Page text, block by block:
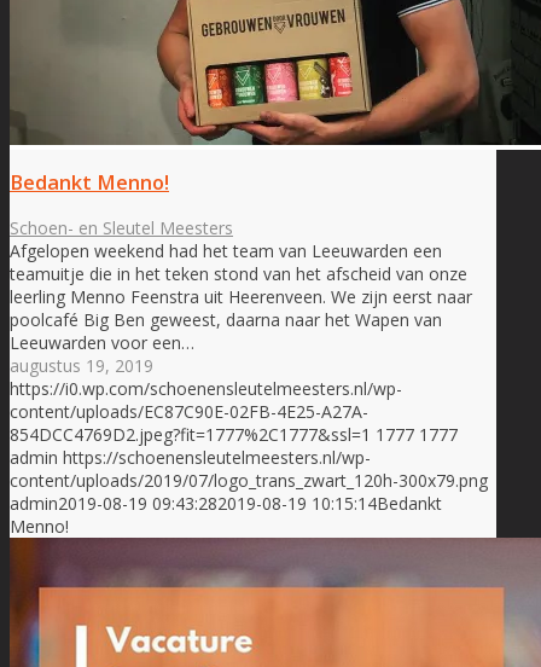
Bedankt Menno!
Schoen- en Sleutel Meesters
Afgelopen weekend had het team van Leeuwarden een
teamuitje die in het teken stond van het afscheid van onze
leerling Menno Feenstra uit Heerenveen. We zijn eerst naar
poolcafé Big Ben geweest, daarna naar het Wapen van
Leeuwarden voor een…
augustus 19, 2019
https://i0.wp.com/schoenensleutelmeesters.nl/wp-
content/uploads/EC87C90E-02FB-4E25-A27A-
854DCC4769D2.jpeg?fit=1777%2C1777&ssl=1 1777 1777
admin https://schoenensleutelmeesters.nl/wp-
content/uploads/2019/07/logo_trans_zwart_120h-300x79.png
admin2019-08-19 09:43:282019-08-19 10:15:14Bedankt
Menno!